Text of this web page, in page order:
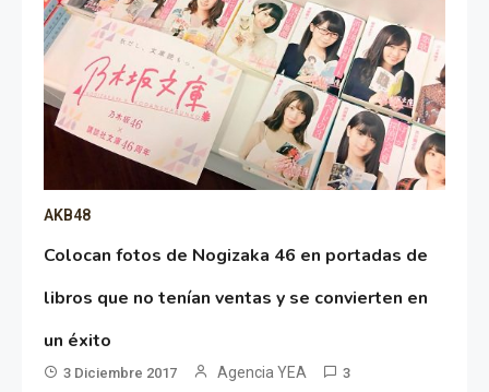
AKB48
Colocan fotos de Nogizaka 46 en portadas de
libros que no tenían ventas y se convierten en
un éxito
3 Diciembre 2017 Agencia YEA 3